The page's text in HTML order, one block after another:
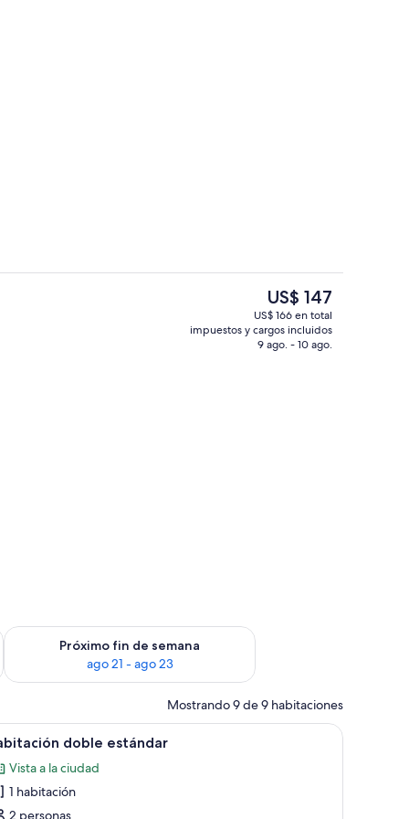
Exterior
El
precio
actual
es
US$ 147
US$ 166 en total
impuestos y cargos incluidos
9 ago. - 10 ago.
semana ago 14 - ago 16
Próximo fin de semana
ago 21 - ago 23
Consulta la disponibilidad para el próximo fin de semana
Mostrando 9 de 9 habitaciones
una silla, un televisor y una ventana con cortinas.
Habitación de hotel con una cama grande,
8 doble estándar
Vista a la ciudad
1 habitación
2 personas